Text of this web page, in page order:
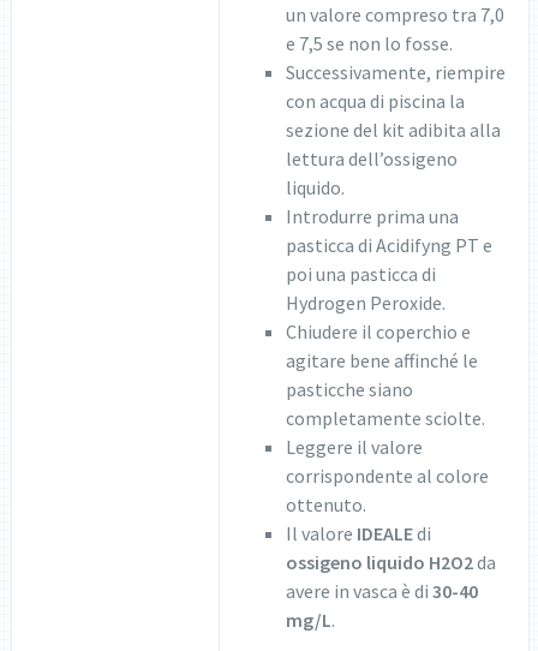
un valore compreso tra 7,0
e 7,5 se non lo fosse.
Successivamente, riempire
con acqua di piscina la
sezione del kit adibita alla
lettura dell’ossigeno
liquido.
Introdurre prima una
pasticca di Acidifyng PT e
poi una pasticca di
Hydrogen Peroxide.
Chiudere il coperchio e
agitare bene affinché le
pasticche siano
completamente sciolte.
Leggere il valore
corrispondente al colore
ottenuto.
Il valore IDEALEdi
ossigeno liquido H2O2da
avere in vasca è di30-40
mg/L.